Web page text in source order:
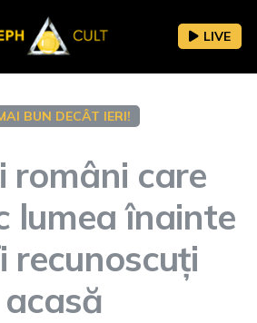
LIVE
BUN DECÂT IERI!
români care
lumea înainte
recunoscuți
acasă